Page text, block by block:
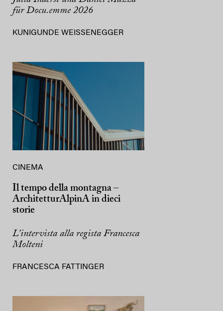
für Docu.emme 2026
KUNIGUNDE WEISSENEGGER
CINEMA
Il tempo della montagna –
ArchitetturAlpinA in dieci
storie
L’intervista alla regista Francesca
Molteni
FRANCESCA FATTINGER